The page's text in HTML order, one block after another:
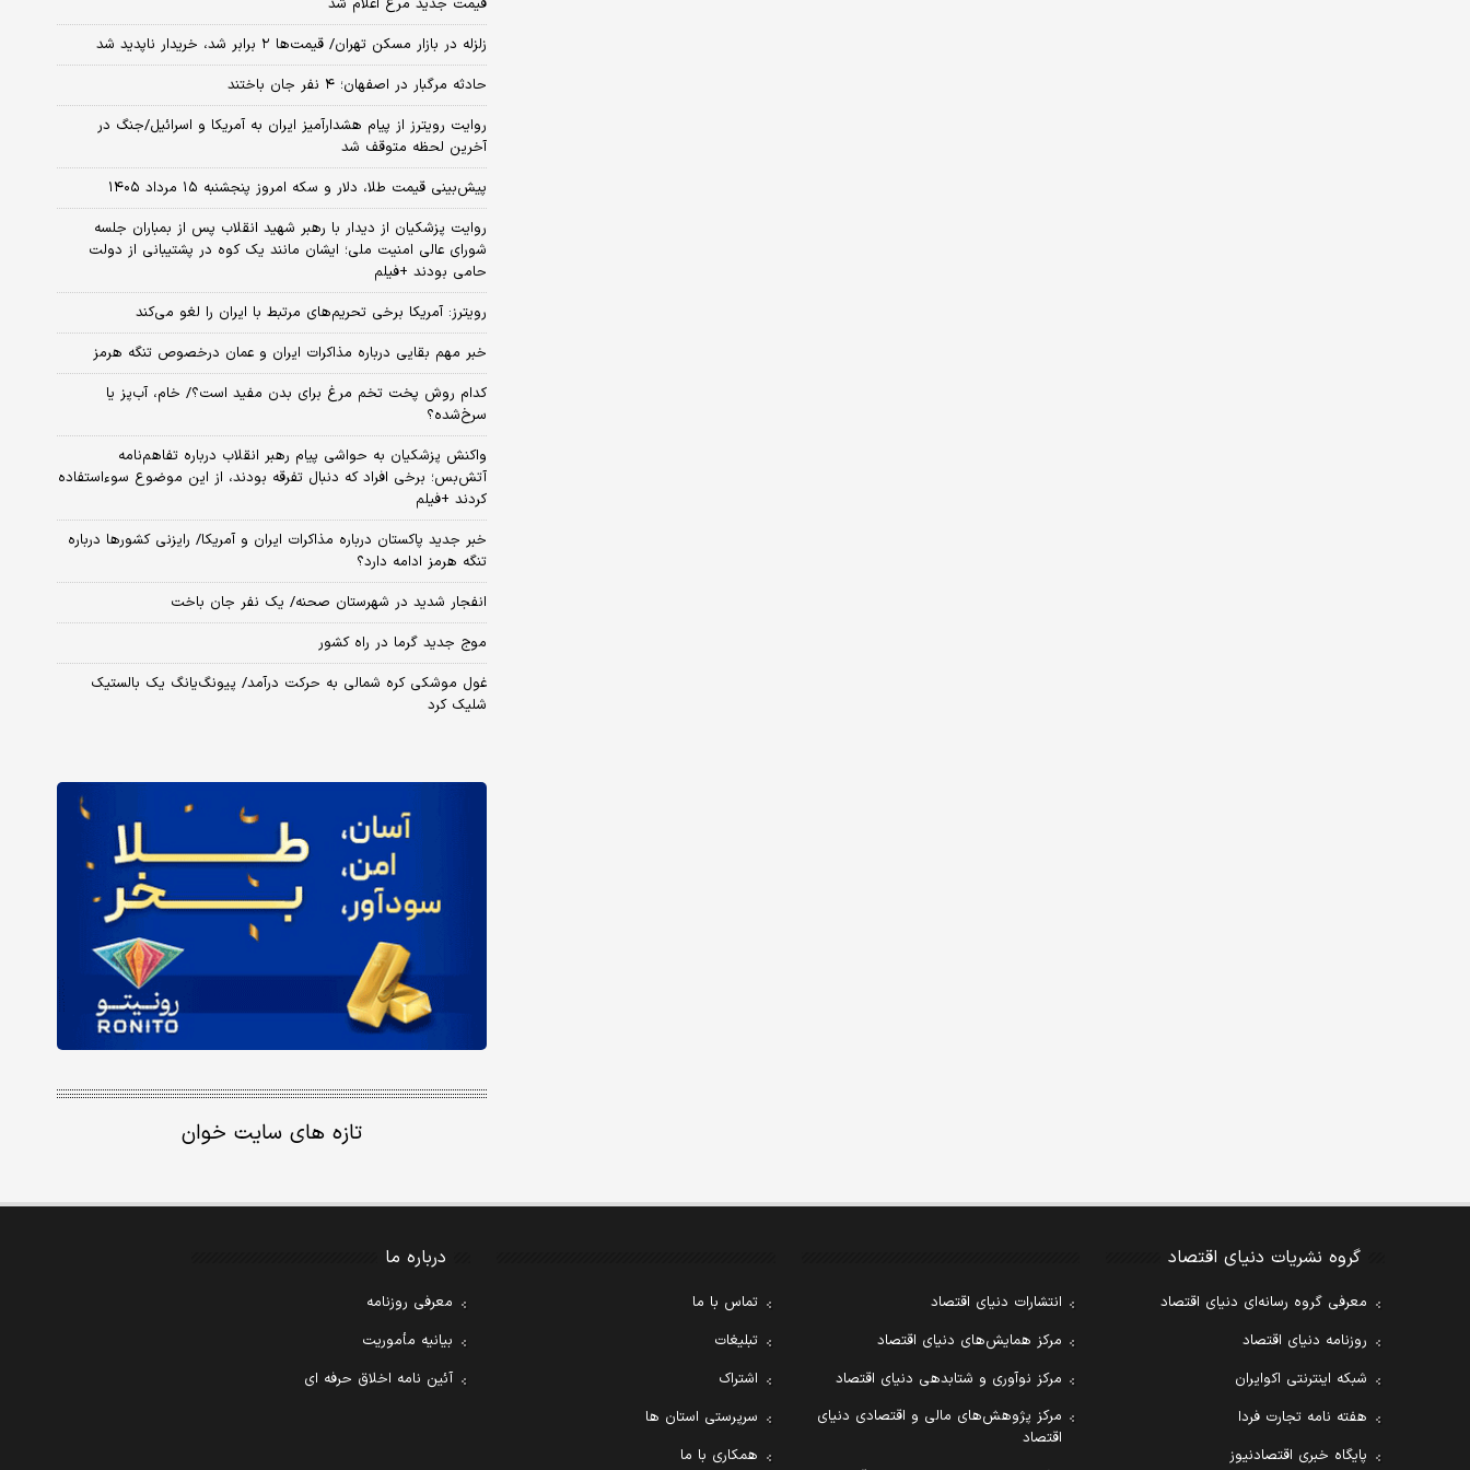
زلزله در بازار مسکن تهران/ قیمت‌ها ۲ برابر شد، خریدار ناپدید شد
حادثه مرگبار در اصفهان؛ ۴ نفر جان باختند
روایت رویترز از پیام هشدارآمیز ایران به آمریکا و اسرائیل/جنگ در
آخرین لحظه متوقف شد
پیش‌بینی قیمت طلا، دلار و سکه امروز پنجشنبه ۱۵ مرداد ۱۴۰۵
روایت پزشکیان از دیدار با رهبر شهید انقلاب پس از بمباران جلسه
شورای عالی امنیت ملی؛ ایشان مانند یک کوه در پشتیبانی از دولت
حامی بودند +فیلم
رویترز: آمریکا برخی تحریم‌های مرتبط با ایران را لغو می‌کند
خبر مهم بقایی درباره مذاکرات ایران و عمان درخصوص تنگه هرمز
کدام روش پخت تخم مرغ برای بدن مفید است؟/ خام، آب‌پز یا
سرخ‌شده؟
واکنش پزشکیان به حواشی پیام رهبر انقلاب درباره تفاهم‌نامه
آتش‌بس؛ برخی افراد که دنبال تفرقه بودند، از این موضوع سوءاستفاده
کردند +فیلم
خبر جدید پاکستان درباره مذاکرات ایران و آمریکا/ رایزنی کشورها درباره
تنگه هرمز ادامه دارد؟
انفجار شدید در شهرستان صحنه/ یک نفر جان باخت
موج جدید گرما در راه کشور
غول موشکی کره شمالی به حرکت درآمد/ پیونگ‌یانگ یک بالستیک
شلیک کرد
تازه های سایت خوان
گروه نشریات دنیای اقتصاد
معرفی گروه رسانه‌ای دنیای اقتصاد
روزنامه دنیای اقتصاد
شبکه اینترنتی اکوایران
هفته نامه تجارت فردا
پایگاه خبری اقتصادنیوز
انتشارات دنیای اقتصاد
مرکز همایش‌های دنیای اقتصاد
مرکز نوآوری و شتابدهی دنیای اقتصاد
مرکز پژوهش‌های مالی و اقتصادی دنیای
اقتصاد
تماس با ما
تبلیغات
اشتراک
سرپرستی استان ها
همکاری با ما
درباره ما
معرفی روزنامه
بیانیه مأموریت
آئین نامه اخلاق حرفه ای